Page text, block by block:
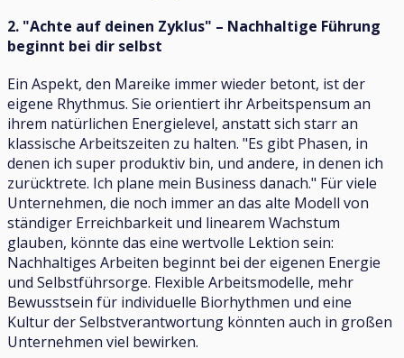
2. "Achte auf deinen Zyklus" – Nachhaltige Führung
beginnt bei dir selbst
Ein Aspekt, den Mareike immer wieder betont, ist der
eigene Rhythmus. Sie orientiert ihr Arbeitspensum an
ihrem natürlichen Energielevel, anstatt sich starr an
klassische Arbeitszeiten zu halten. "Es gibt Phasen, in
denen ich super produktiv bin, und andere, in denen ich
zurücktrete. Ich plane mein Business danach." Für viele
Unternehmen, die noch immer an das alte Modell von
ständiger Erreichbarkeit und linearem Wachstum
glauben, könnte das eine wertvolle Lektion sein:
Nachhaltiges Arbeiten beginnt bei der eigenen Energie
und Selbstführsorge. Flexible Arbeitsmodelle, mehr
Bewusstsein für individuelle Biorhythmen und eine
Kultur der Selbstverantwortung könnten auch in großen
Unternehmen viel bewirken.